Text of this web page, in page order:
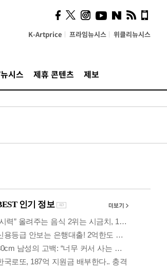
K-Artprice 프라임뉴시스 위클리뉴시스
시스 제휴 콘텐츠 제보
의견, 국토부·LH에 충실히
전달할 것"